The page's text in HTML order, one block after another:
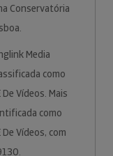
Conservatória
Media
como
Vídeos. Mais
como
Vídeos, com